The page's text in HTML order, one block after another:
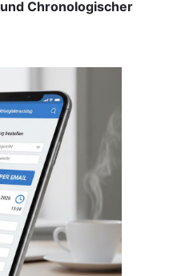
und Chronologischer